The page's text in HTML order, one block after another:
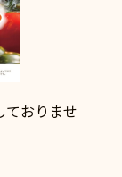
おりませ